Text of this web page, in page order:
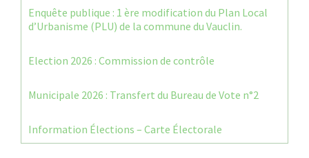
Enquête publique : 1 ère modification du Plan Local
d’Urbanisme (PLU) de la commune du Vauclin.
Election 2026 : Commission de contrôle
Municipale 2026 : Transfert du Bureau de Vote n°2
Information Élections – Carte Électorale